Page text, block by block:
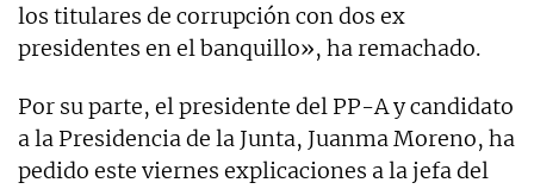
los titulares de corrupción con dos ex
presidentes en el banquillo», ha remachado.
Por su parte, el presidente del PP-A y candidato
a la Presidencia de la Junta, Juanma Moreno, ha
pedido este viernes explicaciones a la jefa del